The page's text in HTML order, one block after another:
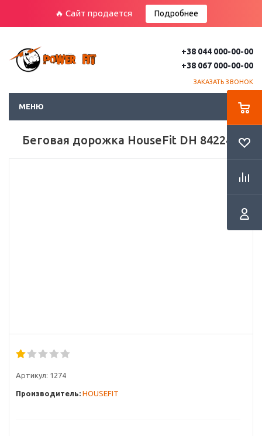
🔥 Сайт продается Подробнее
+38 044 000-00-00
+38 067 000-00-00
ЗАКАЗАТЬ ЗВОНОК
МЕНЮ
Беговая дорожка HouseFit DH 84224P
Артикул: 1274
Производитель: HOUSEFIT